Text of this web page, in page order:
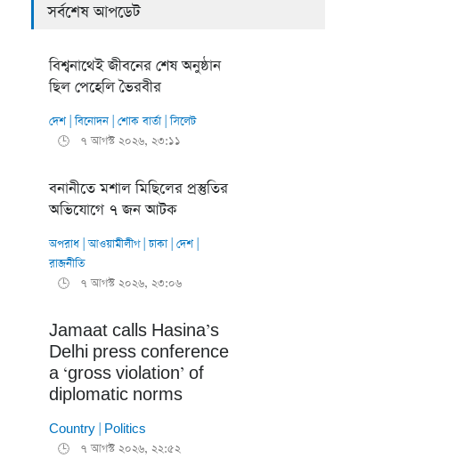
সর্বশেষ আপডেট
বিশ্বনাথেই জীবনের শেষ অনুষ্ঠান
ছিল পেহেলি ভৈরবীর
দেশ|বিনোদন শোক বার্তা|সিলেট
🕒 ৭ আগস্ট ২০২৬, ২৩:১১
বনানীতে মশাল মিছিলের প্রস্তুতির
অভিযোগে ৭ জন আটক
অপরাধ |আওয়ামীলীগ|ঢাকা| দেশ|
রাজনীতি
🕒 ৭ আগস্ট ২০২৬, ২৩:০৬
Jamaat calls Hasina’s
Delhi press conference
a ‘gross violation’ of
diplomatic norms
Country Politics
🕒 ৭ আগস্ট ২০২৬, ২২:৫২